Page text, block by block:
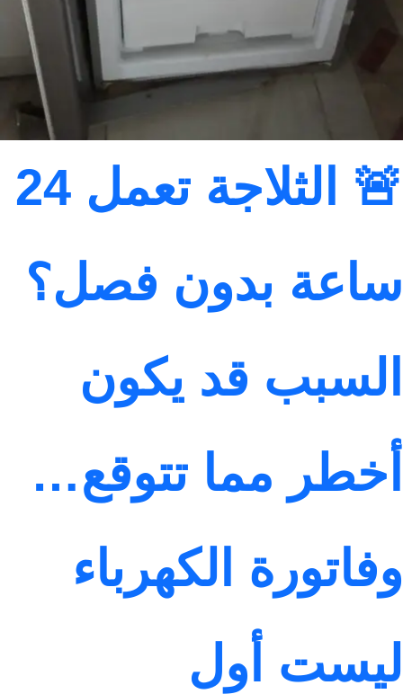
🚨 الثلاجة تعمل 24
ساعة بدون فصل؟
السبب قد يكون
أخطر مما تتوقع…
وفاتورة الكهرباء
ليست أول